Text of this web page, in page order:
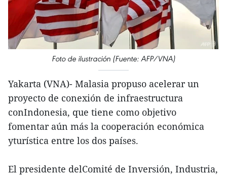
Foto de ilustración (Fuente: AFP/VNA)
Yakarta (VNA)- Malasia propuso acelerar un
proyecto de conexión de infraestructura
conIndonesia, que tiene como objetivo
fomentar aún más la cooperación económica
yturística entre los dos países.
El presidente delComité de Inversión, Industria,